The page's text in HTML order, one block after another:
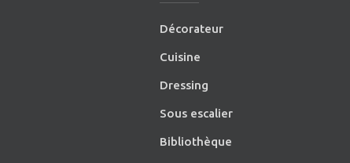
Décorateur
Cuisine
Dressing
Sous escalier
Bibliothèque